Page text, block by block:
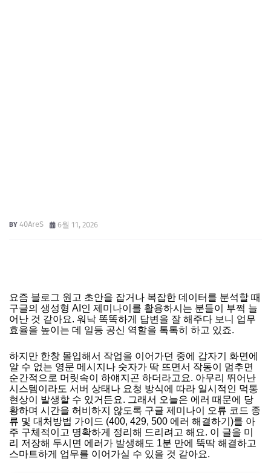
40AreS 6월 11, 2026
요즘 블로그 원고 초안을 잡거나 복잡한 데이터를 분석할 때
구글의 생성형 AI인 제미나이를 활용하시는 분들이 부쩍 늘
어난 것 같아요. 워낙 똑똑하게 답변을 잘 해주다 보니 업무
효율을 높이는 데 일등 공신 역할을 톡톡히 하고 있죠.
하지만 한창 몰입해서 작업을 이어가던 중에 갑자기 화면에
알 수 없는 영문 메시지나 숫자가 딱 뜨면서 작동이 멈추면
순간적으로 머릿속이 하얘지곤 하더라고요. 아무리 뛰어난
시스템이라도 서버 상태나 요청 방식에 따라 일시적인 먹통
현상이 발생할 수 있거든요. 그래서 오늘은 에러 때문에 당
황하며 시간을 허비하지 않도록 구글 제미나이 오류 코드 종
류 및 대처방법 가이드 (400, 429, 500 에러 해결하기)를 아
주 구체적이고 명확하게 정리해 드리려고 해요. 이 글을 미
리 저장해 두시면 에러가 발생해도 1분 만에 뚝딱 해결하고
스마트하게 업무를 이어가실 수 있을 것 같아요.